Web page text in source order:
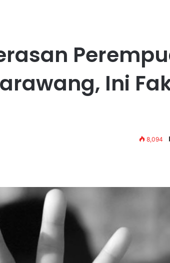
Ini
8,094